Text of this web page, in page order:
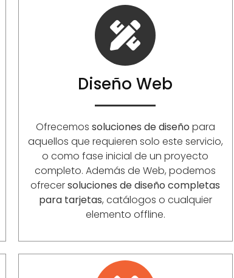
Diseño Web
Ofrecemos soluciones de diseño para
aquellos que requieren solo este servicio,
o como fase inicial de un proyecto
completo. Además de Web, podemos
ofrecersoluciones de diseño completas
para tarjetas, catálogos o cualquier
elemento offline.